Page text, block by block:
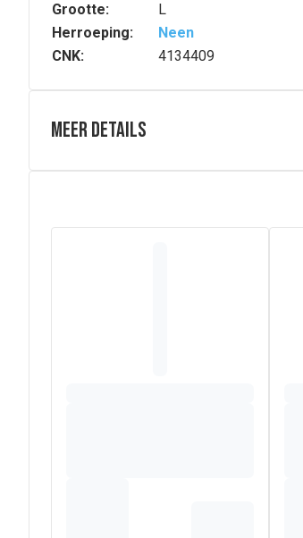
Grootte:
L
Herroeping:
Neen
CNK:
4134409
Meer details
TENA Pants Maxi biedt zachte,
de snel absorberende kern, zelfs bij